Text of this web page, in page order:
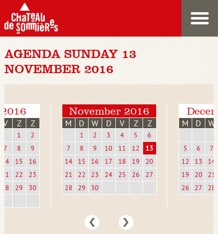
AGENDA SUNDAY 13
NOVEMBER 2016
V Z Z
1
2
7
8
9
14
15
16
21
22
23
28
29 30
November 2016
M D W D V Z Z
1 2 3 4 5
6
7
8 9 10 11 12
13
14
15 16 17 18 19
20
21
22 23 24 25 26
27
28
29 30
M D W
5 6
7
12
13
14
19
20
21
26
27 28